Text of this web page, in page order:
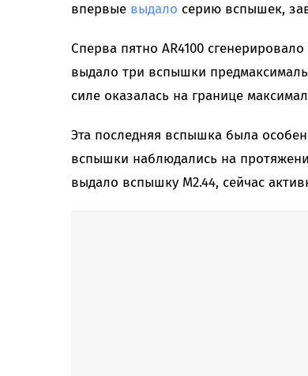
впервые выдало серию вспышек,
Сперва пятно AR4100
выдало три вспышки
силе оказалась на границе
Эта последняя вспышка была
вспышки наблюдались на
выдало вспышку M2.44, сейчас